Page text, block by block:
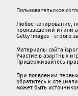
Пользовательское
Любое копирование,
произведений и/или
Getty Images - строго
Материалы сайта
Участие в азартных
Придерживайтесь
При появлении
обратитесь к
может быть